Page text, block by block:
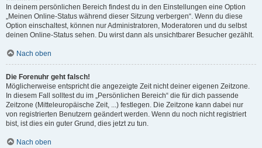
In deinem persönlichen Bereich findest du in den Einstellungen eine Option
„Meinen Online-Status während dieser Sitzung verbergen“. Wenn du diese
Option einschaltest, können nur Administratoren, Moderatoren und du selbst
deinen Online-Status sehen. Du wirst dann als unsichtbarer Besucher gezählt.
Nach oben
Die Forenuhr geht falsch!
Möglicherweise entspricht die angezeigte Zeit nicht deiner eigenen Zeitzone.
In diesem Fall solltest du im „Persönlichen Bereich“ die für dich passende
Zeitzone (Mitteleuropäische Zeit, ...) festlegen. Die Zeitzone kann dabei nur
von registrierten Benutzern geändert werden. Wenn du noch nicht registriert
bist, ist dies ein guter Grund, dies jetzt zu tun.
Nach oben